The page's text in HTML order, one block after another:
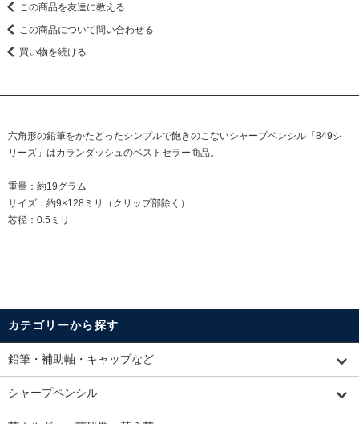
この商品を友達に教える
この商品について問い合わせる
買い物を続ける
六角形の鉛筆をかたどったシンプルで飽きのこないシャープペンシル「849シ
リーズ」はカランダッシュのベストセラー商品。
重量：約19グラム
サイズ：約9×128ミリ（クリップ部除く）
芯径：0.5ミリ
カテゴリーから探す
鉛筆・補助軸・キャップなど
シャープペンシル